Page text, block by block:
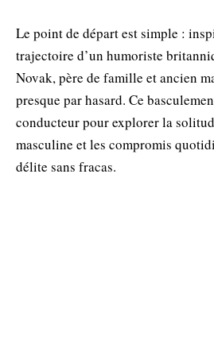
Le point de départ est simple :
trajectoire d’un humoriste
Novak, père de famille et ancien
presque par hasard. Ce
conducteur pour explorer la
masculine et les compromis
délite sans fracas.